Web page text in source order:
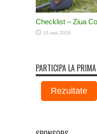
Checklist – Ziua
15 mai 2026
PARTICIPA LA
Rezultate